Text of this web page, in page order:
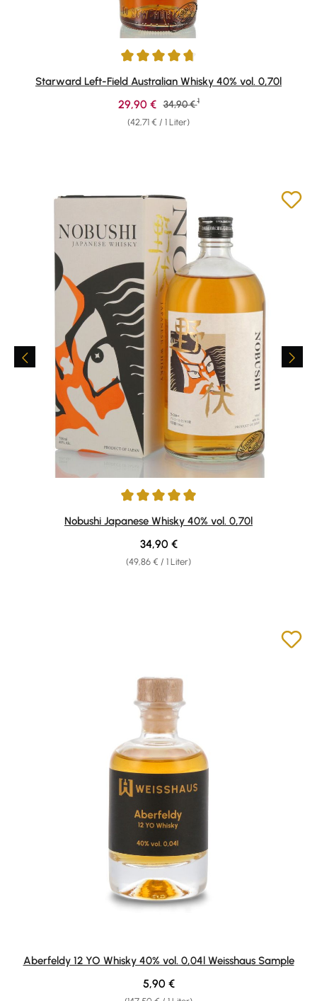
Durchschnittliche Bewertung von 4.67 von 5 Sternen
Starward Left-Field Australian Whisky 40% vol. 0,70l
(42,71 € / 1 Liter)
Verkaufspreis:
29,90 € Regulärer Preis:
34,90 € 1
Durchschnittliche Bewertung von 5 von 5 Sternen
Nobushi Japanese Whisky 40% vol. 0,70l
(49,86 € / 1 Liter)
Regulärer Preis:
34,90 €
Aberfeldy 12 YO Whisky 40% vol. 0,04l Weisshaus Sample
Regulärer Preis:
5,90 €